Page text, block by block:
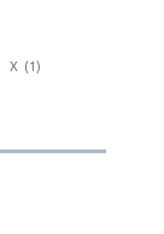
Х (1)